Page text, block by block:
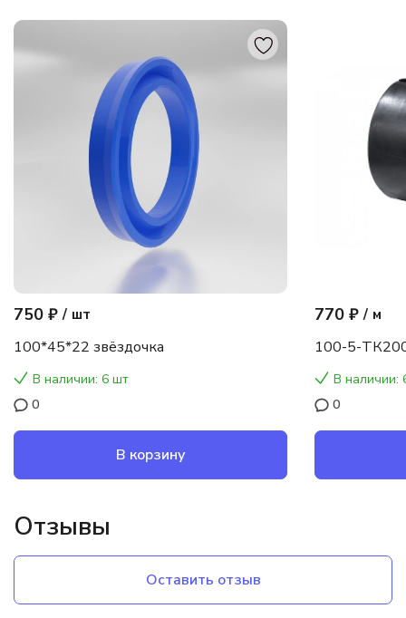
750 ₽ / шт
100*45*22 звёздочка
В наличии: 6 шт
0
В корзину
770 ₽ / м
100-5-
В наличии:
0
Отзывы
Оставить отзыв